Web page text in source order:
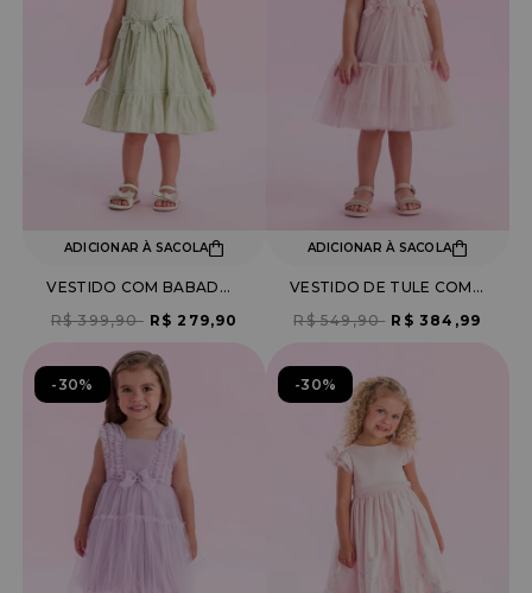
ADICIONAR À SACOLA
VESTIDO COM BABADOS E LAÇO
R$ 399,90 R$ 279,90
ADICIONAR À SACOLA
VESTIDO DE TULE COM BABADOS
R$ 549,90 R$ 384,99
30% 30%